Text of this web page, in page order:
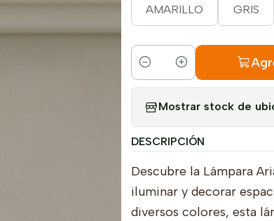
AMARILLO
GRIS
Cantidad
Mostrar stock de
DESCRIPCIÓN
Descubre la Lámpara
iluminar y decorar
diversos colores, esta